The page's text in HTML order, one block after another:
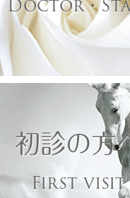
Doctor・
初診の方
First visit